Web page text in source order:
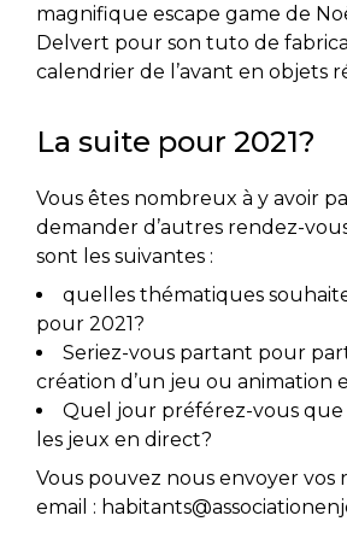
magnifique escape game de
Delvert pour son tuto de
calendrier de l’avant en objets
La suite pour 2021?
Vous êtes nombreux à y avoir
demander d’autres rendez-
sont les suivantes :
quelles thématiques
pour 2021?
Seriez-vous partant pour
création d’un jeu ou animation
Quel jour préférez-vous que
les jeux en direct?
Vous pouvez nous envoyer vos
email :